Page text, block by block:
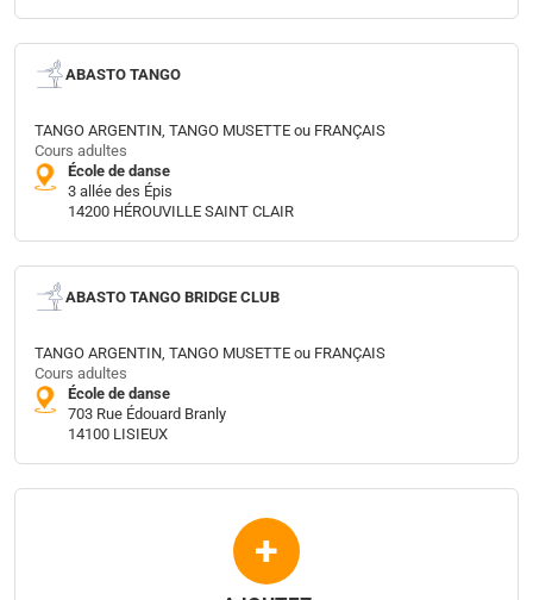
ABASTO TANGO
TANGO ARGENTIN, TANGO MUSETTE ou FRANÇAIS
Cours adultes
École de danse
3 allée des Épis
14200 HÉROUVILLE SAINT CLAIR
ABASTO TANGO BRIDGE CLUB
TANGO ARGENTIN, TANGO MUSETTE ou FRANÇAIS
Cours adultes
École de danse
703 Rue Édouard Branly
14100 LISIEUX
+